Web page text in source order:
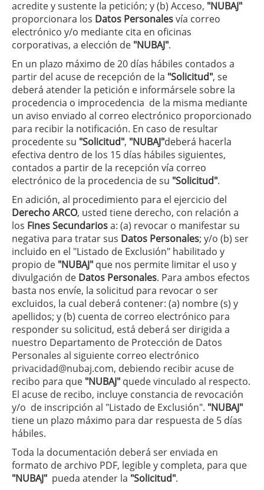
acredite y sustente la petición; y (b) Acceso, "NUBAJ"
proporcionara los Datos Personalesvía correo
electrónico y/o mediante cita en oficinas
corporativas, a elección de "NUBAJ".
En un plazo máximo de 20 días hábiles contados a
partir del acuse de recepción de la "Solicitud", se
deberá atender la petición e informársele sobre la
procedencia o improcedencia de la misma mediante
un aviso enviado al correo electrónico proporcionado
para recibir la notificación. En caso de resultar
procedente su "Solicitud", "NUBAJ"deberá hacerla
efectiva dentro de los 15 días hábiles siguientes,
contados a partir de la recepción vía correo
electrónico de la procedencia de su "Solicitud".
En adición, al procedimiento para el ejercicio del
Derecho ARCO, usted tiene derecho, con relación a
los Fines Secundariosa: (a) revocar o manifestar su
negativa para tratar sus Datos Personales; y/o (b) ser
incluido en el "Listado de Exclusión" habilitado y
propio de "NUBAJ" que nos permite limitar el uso y
divulgación de Datos Personales. Para ambos efectos
basta nos envíe, la solicitud para revocar o ser
excluidos, la cual deberá contener: (a) nombre (s) y
apellidos; y (b) cuenta de correo electrónico para
responder su solicitud, está deberá ser dirigida a
nuestro Departamento de Protección de Datos
Personales al siguiente correo electrónico
privacidad@nubaj.com, debiendo recibir acuse de
recibo para que "NUBAJ" quede vinculado al respecto.
El acuse de recibo, incluye constancia de revocación
y/o de inscripción al "Listado de Exclusión". "NUBAJ"
tiene un plazo máximo para dar respuesta de 5 días
hábiles.
Toda la documentación deberá ser enviada en
formato de archivo PDF, legible y completa, para que
"NUBAJ" pueda atender la "Solicitud".